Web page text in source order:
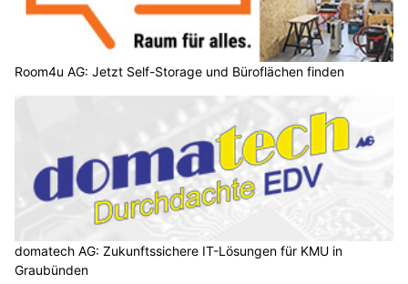
Room4u AG: Jetzt Self-Storage und Büroflächen finden
domatech AG: Zukunftssichere IT-Lösungen für KMU in
Graubünden